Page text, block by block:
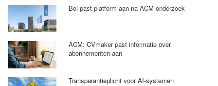
Bol past platform aan na ACM-onderzoek
ACM: CVmaker past informatie over
abonnementen aan
Transparantieplicht voor AI-systemen